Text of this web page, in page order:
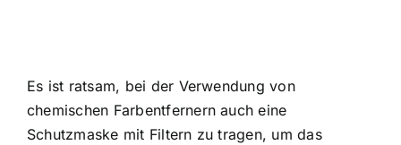
Es ist ratsam, bei der Verwendung von
chemischen Farbentfernern auch eine
Schutzmaske mit Filtern zu tragen, um das